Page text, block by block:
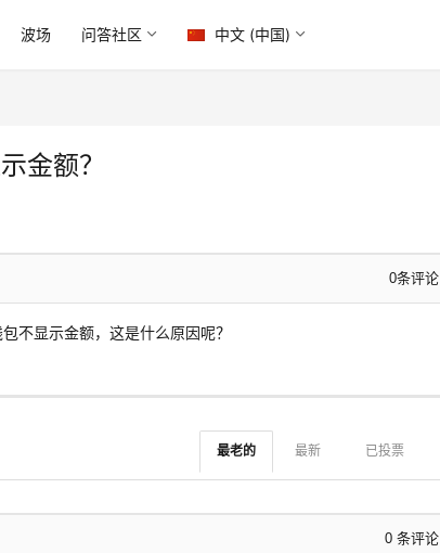
波场 问答社区 中文 (中国)
金额？
0条评论
不显示金额，这是什么原因呢？
已投票
最新
最老的
0 条评论